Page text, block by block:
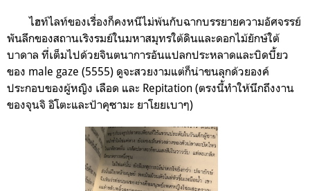
ไฮท์ไลท์ของเรื่องก็คงหนีไม่พ้นกับฉากบรรยายความอัศจรรย์
พันลึกของสถานเริงรมย์ในมหาสมุทรใต้ดินและดอกไม้ยักษ์ใต้
บาดาล ที่เต็มไปด้วยจินตนาการอันแปลกประหลาดและบิดบี้ยว
ของ male gaze (5555) ดูจะสวยงามแต่ก็น่าขนลุกด้วยองค์
ประกอบของผู้หญิง เลือด และ Repitation (ตรงนี้ทำให้นึกถึงงาน
ของจุนจิ อิโตะและป้าคุซามะ ยาโยยเบาๆ)